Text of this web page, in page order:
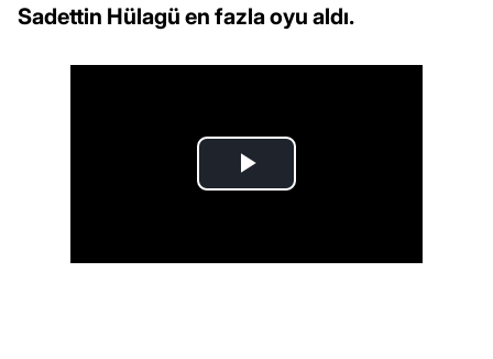
Sadettin Hülagü en fazla oyu aldı.